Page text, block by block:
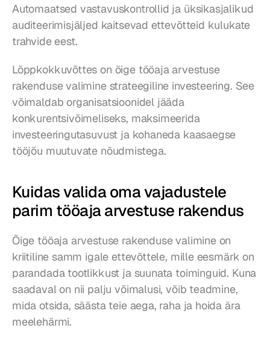
Automaatsed vastavuskontrollid ja üksikasjalikud
auditeerimisjäljed kaitsevad ettevõtteid kulukate
trahvide eest.
Lõppkokkuvõttes on õige tööaja arvestuse
rakenduse valimine strateegiline investeering. See
võimaldab organisatsioonidel jääda
konkurentsivõimeliseks, maksimeerida
investeeringutasuvust ja kohaneda kaasaegse
tööjõu muutuvate nõudmistega.
Kuidas valida oma vajadustele
parim tööaja arvestuse rakendus
Õige tööaja arvestuse rakenduse valimine on
kriitiline samm igale ettevõttele, mille eesmärk on
parandada tootlikkust ja suunata toiminguid. Kuna
saadaval on nii palju võimalusi, võib teadmine,
mida otsida, säästa teie aega, raha ja hoida ära
meelehärmi.